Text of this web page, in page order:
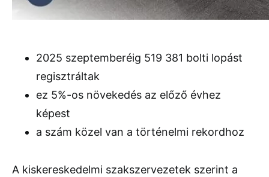
2025 szeptemberéig 519 381 bolti lopást
regisztráltak
ez 5%-os növekedés az előző évhez
képest
a szám közel van a történelmi rekordhoz
A kiskereskedelmi szakszervezetek szerint a